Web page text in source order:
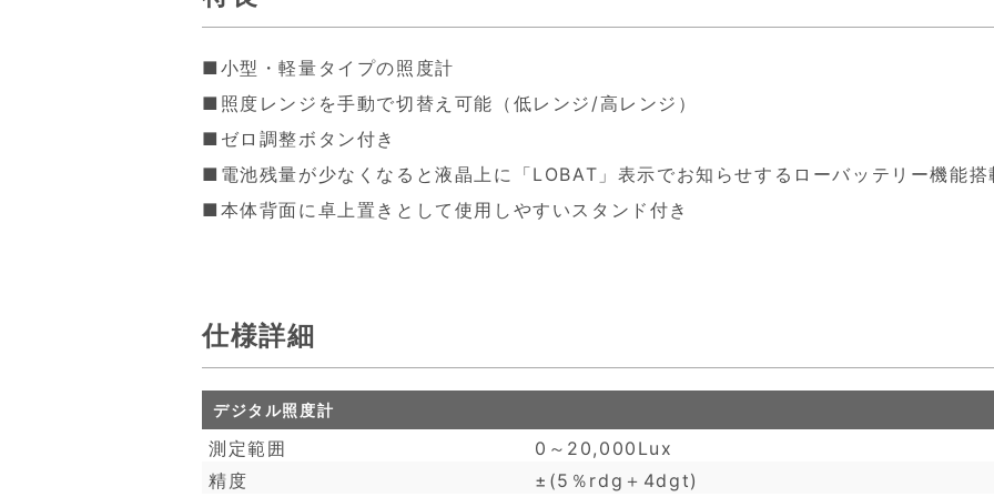
■小型・軽量タイプの照度計
■照度レンジを手動で切替え可能（低レンジ/高レンジ）
■ゼロ調整ボタン付き
■電池残量が少なくなると液晶上に「LOBAT」表示でお知らせするローバッテリー機能搭
■本体背面に卓上置きとして使用しやすいスタンド付き
仕様詳細
デジタル照度計
測定範囲
0～20,000Lux
精度
±(5％rdg＋4dgt)